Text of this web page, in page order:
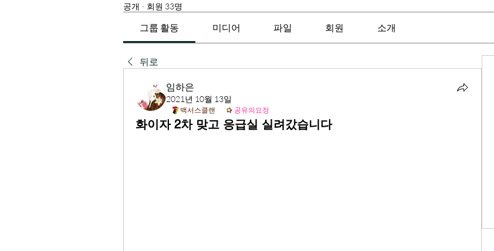
공개 · 회원 33명
그룹 활동 미디어 파일 회원 소개
뒤로
임하은
2021년 10월 13일
백서스클랜 공유의요정
화이자 2차 맞고 응급실 실려갔습니다